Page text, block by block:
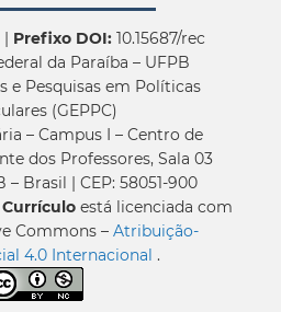
| Prefixo DOI:10.15687/rec
da Paraíba – UFPB
e Pesquisas em Políticas
(GEPPC)
– Campus I – Centro de
dos Professores, Sala 03
– Brasil | CEP: 58051-900
Currículo está licenciada com
Commons – Atribuição-
4.0 Internacional .